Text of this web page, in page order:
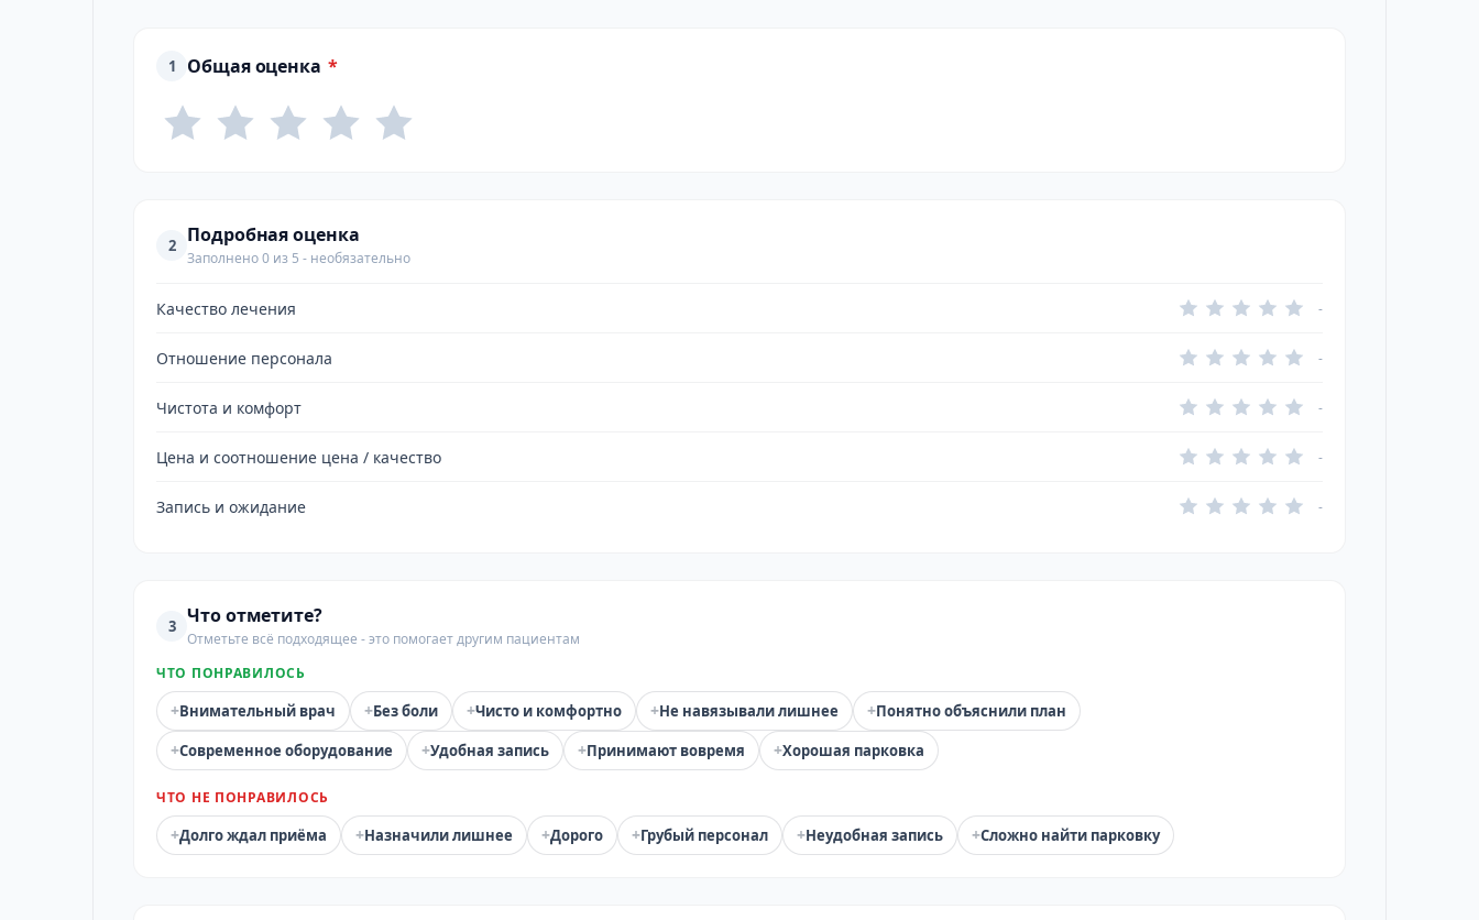
1 Общая оценка *
2 Подробная оценка
Заполнено 0 из 5 - необязательно
Качество лечения -
Отношение персонала -
Чистота и комфорт -
Цена и соотношение цена / качество -
Запись и ожидание -
3 Что отметите?
Отметьте всё подходящее - это помогает другим пациентам
ЧТО ПОНРАВИЛОСЬ
+Внимательный врач +Без боли +Чисто и комфортно +Не навязывали лишнее +Понятно объяснили план
+Современное оборудование +Удобная запись +Принимают вовремя +Хорошая парковка
ЧТО НЕ ПОНРАВИЛОСЬ
+Долго ждал приёма +Назначили лишнее +Дорого +Грубый персонал +Неудобная запись +Сложно найти парковку